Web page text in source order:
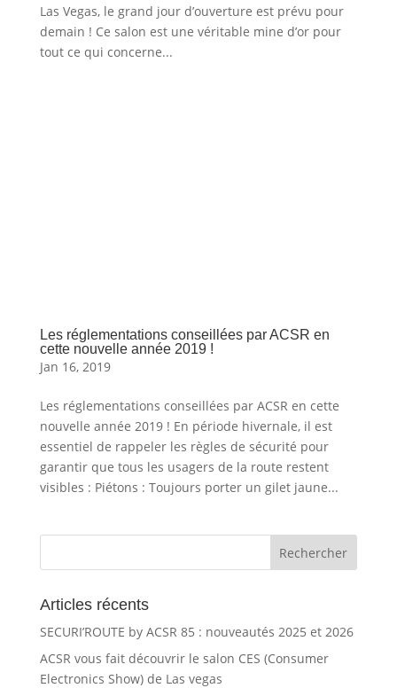
Las Vegas, le grand jour d’ouverture est prévu pour
demain ! Ce salon est une véritable mine d’or pour
tout ce qui concerne...
Les réglementations conseillées par ACSR en
cette nouvelle année 2019 !
Jan 16, 2019
Les réglementations conseillées par ACSR en cette
nouvelle année 2019 ! En période hivernale, il est
essentiel de rappeler les règles de sécurité pour
garantir que tous les usagers de la route restent
visibles : Piétons : Toujours porter un gilet jaune...
Articles récents
SECURI’ROUTE by ACSR 85 : nouveautés 2025 et 2026
ACSR vous fait découvrir le salon CES (Consumer
Electronics Show) de Las vegas